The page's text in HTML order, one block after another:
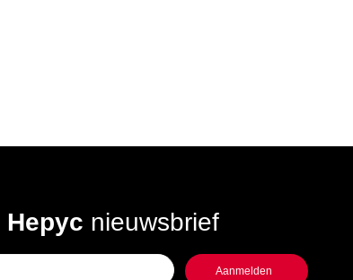
Hepyc nieuwsbrief